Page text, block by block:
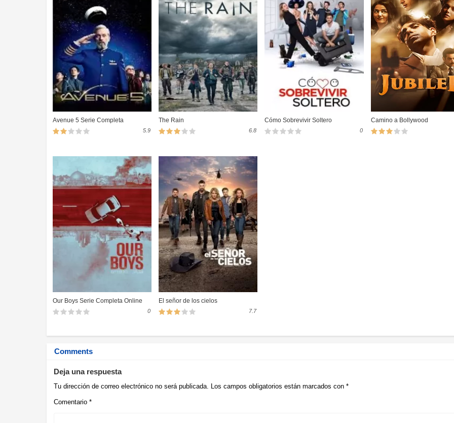
Avenue 5 Serie Completa
5.9
The Rain
6.8
Cómo Sobrevivir Soltero
0
Camino a Bollywood
Our Boys Serie Completa Online
0
El señor de los cielos
7.7
Comments
Deja una respuesta
Tu dirección de correo electrónico no será publicada. Los campos obligatorios están marcados con *
Comentario *